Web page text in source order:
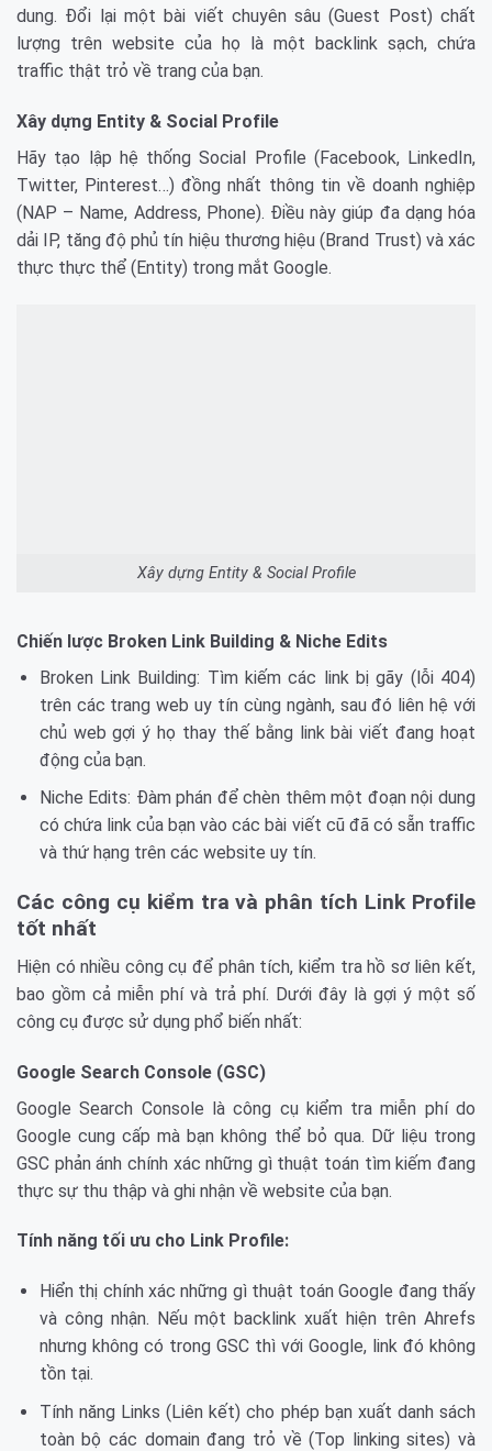
dung. Đổi lại một bài viết chuyên sâu (Guest Post) chất
lượng trên website của họ là một backlink sạch, chứa
traffic thật trỏ về trang của bạn.
Xây dựng Entity & Social Profile
Hãy tạo lập hệ thống Social Profile (Facebook, LinkedIn,
Twitter, Pinterest…) đồng nhất thông tin về doanh nghiệp
(NAP – Name, Address, Phone). Điều này giúp đa dạng hóa
dải IP, tăng độ phủ tín hiệu thương hiệu (Brand Trust) và xác
thực thực thể (Entity) trong mắt Google.
Xây dựng Entity & Social Profile
Chiến lược Broken Link Building & Niche Edits
Broken Link Building: Tìm kiếm các link bị gãy (lỗi 404)
trên các trang web uy tín cùng ngành, sau đó liên hệ với
chủ web gợi ý họ thay thế bằng link bài viết đang hoạt
động của bạn.
Niche Edits: Đàm phán để chèn thêm một đoạn nội dung
có chứa link của bạn vào các bài viết cũ đã có sẵn traffic
và thứ hạng trên các website uy tín.
Các công cụ kiểm tra và phân tích Link Profile
tốt nhất
Hiện có nhiều công cụ để phân tích, kiểm tra hồ sơ liên kết,
bao gồm cả miễn phí và trả phí. Dưới đây là gợi ý một số
công cụ được sử dụng phổ biến nhất:
Google Search Console (GSC)
Google Search Console là công cụ kiểm tra miễn phí do
Google cung cấp mà bạn không thể bỏ qua. Dữ liệu trong
GSC phản ánh chính xác những gì thuật toán tìm kiếm đang
thực sự thu thập và ghi nhận về website của bạn.
Tính năng tối ưu cho Link Profile:
Hiển thị chính xác những gì thuật toán Google đang thấy
và công nhận. Nếu một backlink xuất hiện trên Ahrefs
nhưng không có trong GSC thì với Google, link đó không
tồn tại.
Tính năng Links (Liên kết) cho phép bạn xuất danh sách
toàn bộ các domain đang trỏ về (Top linking sites) và